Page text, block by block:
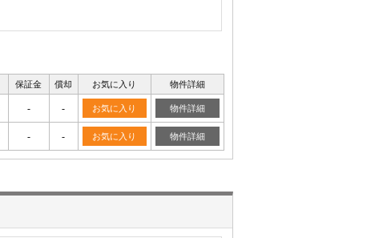
保証金 償却 お気に入り 物件詳細
- - お気に入り 物件詳細
- - お気に入り 物件詳細